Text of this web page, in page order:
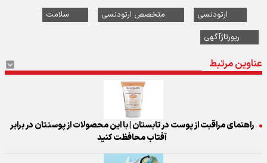
ارتودنسی متخصص ارتودنسی
سلامت
رپورتاژآگهی
عناوین مرتبط
راهنمای مراقبت از پوست در تابستان | با این محصولات از پوستتان در برابر
آفتاب محافظت کنید